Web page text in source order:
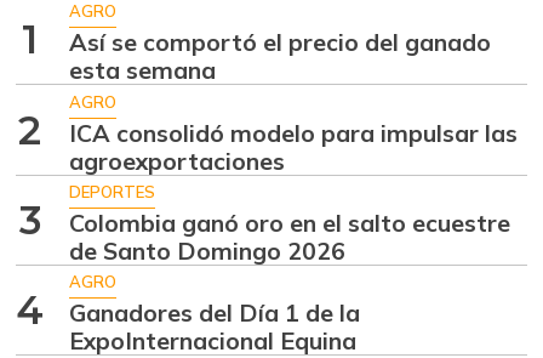
07/25/2026
Fríjol verde
cargamanto
07/25/2026
$ 3.342,00
Gulupa
03/28/2026
$ 3.000,00
Limón mandarino
07/25/2026
Papa $ 1.558,50
1
AGRO
Así se comportó el precio del ganado
esta semana
2
AGRO
ICA consolidó modelo para impulsar las
agroexportaciones
3
DEPORTES
Colombia ganó oro en el salto ecuestre
de Santo Domingo 2026
4
AGRO
Ganadores del Día 1 de la
ExpoInternacional Equina